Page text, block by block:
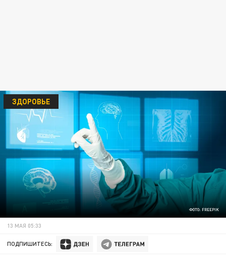
ФОТО: FREEPIK
ЗДОРОВЬЕ
13 МАЯ 05:33
ПОДПИШИТЕСЬ: